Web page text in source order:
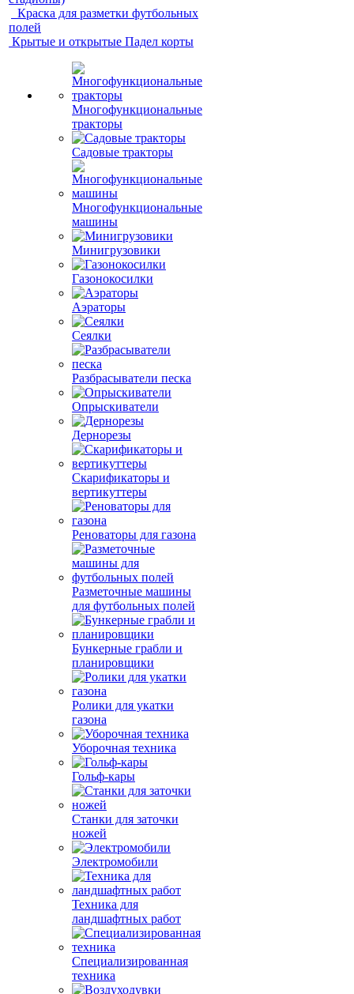
Краска для разметки футбольных
полей
Крытые и открытые Падел корты
Многофункциональные
тракторы
Садовые тракторы
Многофункциональные
машины
Минигрузовики
Газонокосилки
Аэраторы
Сеялки
Разбрасыватели песка
Опрыскиватели
Дернорезы
Скарификаторы и
вертикуттеры
Реноваторы для газона
Разметочные машины
для футбольных полей
Бункерные грабли и
планировщики
Ролики для укатки
газона
Уборочная техника
Гольф-кары
Станки для заточки
ножей
Электромобили
Техника для
ландшафтных работ
Специализированная
техника